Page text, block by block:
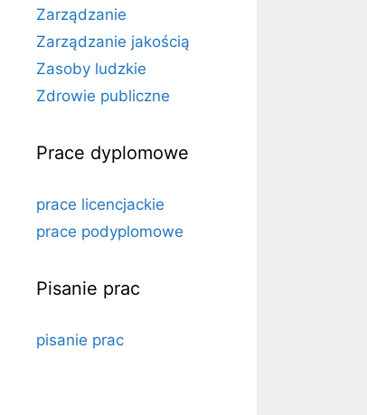
Zarządzanie
Zarządzanie jakością
Zasoby ludzkie
Zdrowie publiczne
Prace dyplomowe
prace licencjackie
prace podyplomowe
Pisanie prac
pisanie prac